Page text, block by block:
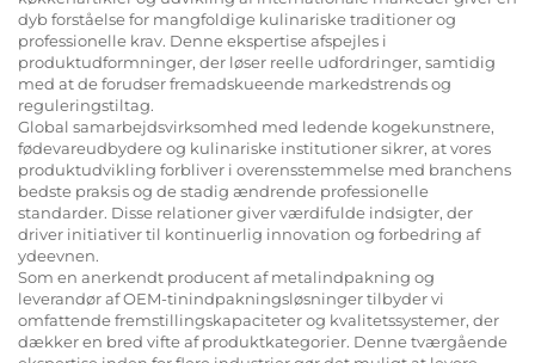
dyb forståelse for mangfoldige kulinariske traditioner og
professionelle krav. Denne ekspertise afspejles i
produktudformninger, der løser reelle udfordringer, samtidig
med at de forudser fremadskueende markedstrends og
reguleringstiltag.
Global samarbejdsvirksomhed med ledende kogekunstnere,
fødevareudbydere og kulinariske institutioner sikrer, at vores
produktudvikling forbliver i overensstemmelse med branchens
bedste praksis og de stadig ændrende professionelle
standarder. Disse relationer giver værdifulde indsigter, der
driver initiativer til kontinuerlig innovation og forbedring af
ydeevnen.
Som en anerkendt producent af metalindpakning og
leverandør af OEM-tinindpakningsløsninger tilbyder vi
omfattende fremstillingskapaciteter og kvalitetssystemer, der
dækker en bred vifte af produktkategorier. Denne tværgående